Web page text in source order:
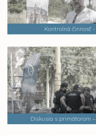
Kontrolná činnosť
Diskusia s primátorom